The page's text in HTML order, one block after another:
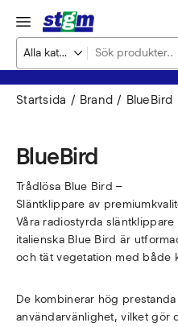
Startsida Brand BlueBird
BlueBird
Trådlösa Blue Bird –
Släntklippare av
Våra radiostyrda
italienska Blue Bird är
och tät vegetation med både
De kombinerar hög
användarvänlighet, vilket gör